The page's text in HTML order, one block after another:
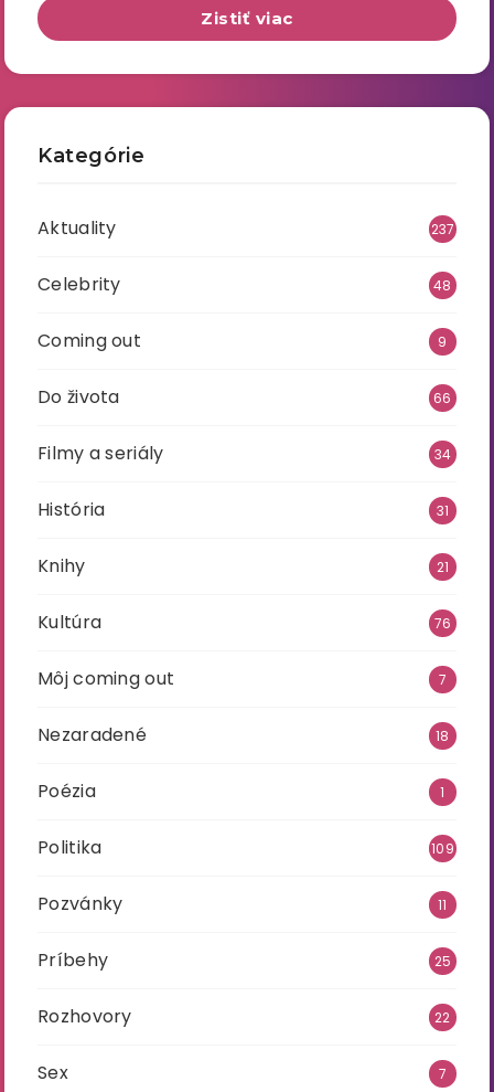
Zistiť viac
Kategórie
Aktuality 237
Celebrity 48
Coming out 9
Do života 66
Filmy a seriály 34
História 31
Knihy 21
Kultúra 76
Môj coming out 7
Nezaradené 18
Poézia 1
Politika 109
Pozvánky 11
Príbehy 25
Rozhovory 22
Sex 7